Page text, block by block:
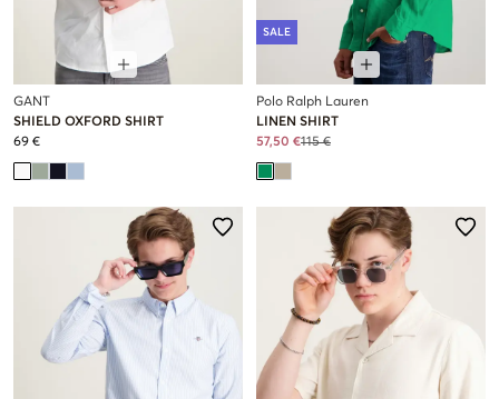
GANT
SHIELD OXFORD SHIRT
69 €
SALE
Polo Ralph Lauren
LINEN SHIRT
57,50 €115 €